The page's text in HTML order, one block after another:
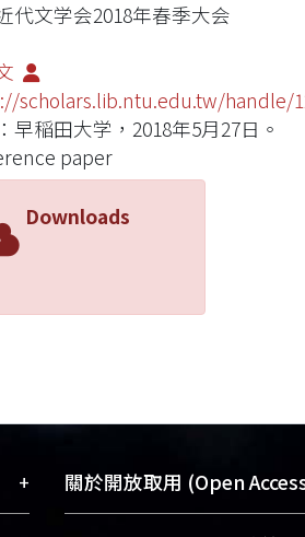
代文学会2018年春季大会
scholars.lib.ntu.edu.tw/handle/
早稲田大学，2018年5月27日。
paper
Downloads
+ 關於開放取用 (Open